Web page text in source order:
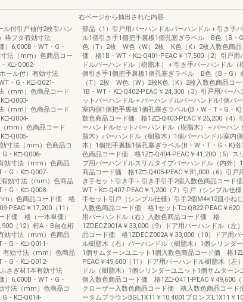
ル付引戸袖付2枚引ハン
枠フタ有効寸法
6,000B・WT・G・
法（mm）色商品コー
K□-Q002-
ール付）有効寸法
・G・K□-Q021-
（mm）色商品コード
Q003-
（mm）色商品コード
Q004-
mm）色商品コード
Q005-
寸法（mm）色商品コ
・K□-Q006-
効寸法（mm）色商品
G・K□-Q007-
有効寸法（mm）色商品
G・K□-Q008-
）色商品コード価 格
PEAC￥17,200（11）
ド価 格（一本単価）
（12）桁A・B自在桁
効寸法（mm）色商品
G・K□-Q011-
有効寸法（mm）色商品
G・K□-Q012-
さぎ材1本有効寸法
6,000B・WT・G・
寸法（mm）色商品コ
・K□-Q014-
右ページから抽出された内容
部品（1）引戸用バーハンドルバーハンドル＋引き手
ル1個引き手1個把手裏板1個孔塞ぎラベル B色（B・
色（T）2枚 W色（W）2枚 K色（K）2枚入数色商品
価 格1B・WT・K□-Q401-PEAC￥17,500（2）引戸用
ドルバーハンドル（樹脂木）＋引き手バーハンドル（
個引き手1個把手裏板1個孔塞ぎラベル B色（B・G）
（T）2枚 W色（W）2枚K色（K）2枚入数色商品コ
1B・WT・K□-Q402-PEAC￥24,300（3）引戸用バーハ
ットバーハンドル＋バーハンドルバーハンドル1個バ
室内側1個把手裏板1個孔塞ぎラベル(B・W・T・G・K)
数色商品コード価 格1Z□-Q403-PEAC￥25,200（4）
ーハンドルセットバーハンドル（樹脂木）＋バーハン
脂木）バーハンドル（樹脂木）1個バーハンドル室内
木）1個把手裏板1個孔塞ぎラベル(B・W・T・G・K)各
色商品コード価 格1Z□-Q404-PEAC￥41,200（5）ス
プ用バーハンドルスリムタイプバーハンドル（内外）
商品コード価 格1Z□-Q405-PEAC￥31,000（6）引戸
き手セット引き手＋引き手引手2個入数色商品コード
WT・K□-Q407-PEAC￥1,200（7）引戸（シンプル仕様
手セット引戸（シンプル仕様）引手2個M4×12皿小ね
入数色商品コード価 格1セットT□-Q822-PEAC￥620
用バーハンドル（右）入数色商品コード価 格
1ZDECZ001A￥33,000（9）ドア用バーハンドル（左
品コード価 格1ZDECZ002A￥33,000（10）ドア用バ
ル樹脂木（右）バーハンドル（樹脂木）1個シリンダ
1個サムターンユニット1個入数色商品コード価 格
PEAC￥49,600（11）ドア用バーハンドル樹脂木（左
ドル（樹脂木）1個シリンダーユニット1個サムターン
個入数色商品コード価 格1Z□-Q411-PEAC￥49,600（
クローザー入数色商品コード価 格入数色商品コー
ータムブラウンBGL1X11￥10,4001ブロンズL1X11￥